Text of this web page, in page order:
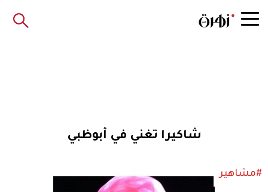
شاكيرا تغني في أبوظبي
#مشاهير